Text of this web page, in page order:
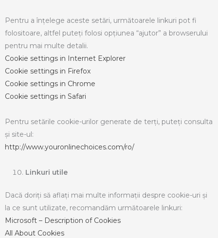
Pentru a înţelege aceste setări, următoarele linkuri pot fi
folositoare, altfel puteţi folosi opţiunea “ajutor” a browserului
pentru mai multe detalii.
Cookie settings in Internet Explorer
Cookie settings in Firefox
Cookie settings in Chrome
Cookie settings in Safari
Pentru setările cookie-urilor generate de terţi, puteţi consulta
şi site-ul:
http://www.youronlinechoices.com/ro/
Linkuri utile
Dacă doriţi să aflaţi mai multe informaţii despre cookie-uri şi
la ce sunt utilizate, recomandăm următoarele linkuri:
Microsoft – Description of Cookies
All About Cookies